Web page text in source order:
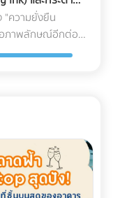
อกให้คุณครบจบใน
าญด้านการวาง
/ UX-UI
Direct Booking
สะพานเชื่อมธุรกิจ
องเถื่อน/ขายตัด
สูงปรี๊ด การยัด
เป็นเรื่องที่ AI จับ
ทาง หรือค่าใช้จ่าย
โดยไม่ลง
ด้วย
เป็นรายได้ หรือโอน
ปัจจุบันสรรพากร
วจสอบร่องรอย
"ความยั่งยืน
อภาพลักษณ์อีกต่อ
ทางการค้า" ที่ส่ง
ยคาร์บอนสูง
Chain ทันที
กจึงเป็นทางรอด
กที่ถูกเพ่งเล็งคือ